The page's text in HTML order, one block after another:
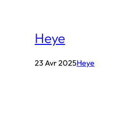
Heye
23 Avr 2025Heye